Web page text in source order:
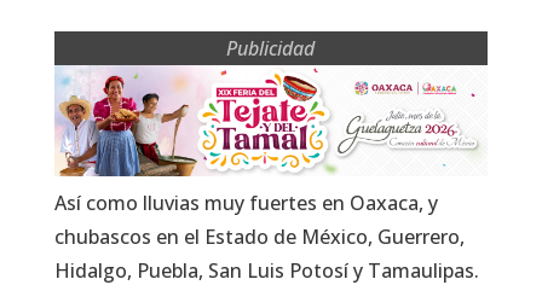
Publicidad
Así como lluvias muy fuertes en Oaxaca, y
chubascos en el Estado de México, Guerrero,
Hidalgo, Puebla, San Luis Potosí y Tamaulipas.